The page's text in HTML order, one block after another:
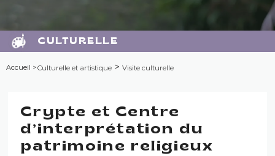
CULTURELLE
Accueil >Culturelle et artistique > Visite culturelle
Crypte et Centre
d’interprétation du
patrimoine religieux